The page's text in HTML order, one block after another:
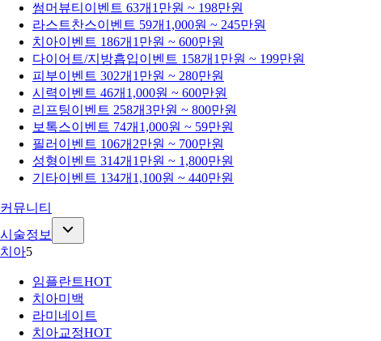
썸머뷰티 이벤트 63개 1만원 ~ 198만원
라스트찬스이벤트 59개 1,000원 ~ 245만원
치아이벤트 186개 1만원 ~ 600만원
다이어트/지방흡입이벤트 158개 1만원 ~ 199만원
피부이벤트 302개 1만원 ~ 280만원
시력이벤트 46개 1,000원 ~ 600만원
리프팅이벤트 258개3만원 ~ 800만원
보톡스이벤트 74개 1,000원 ~ 59만원
필러 이벤트 106개 2만원 ~ 700만원
성형이벤트 314개 1만원 ~ 1,800만원
기타이벤트 134개 1,100원 ~ 440만원
커뮤니티
시술정보
치아5
임플란트HOT
치아미백
라미네이트
치아교정HOT